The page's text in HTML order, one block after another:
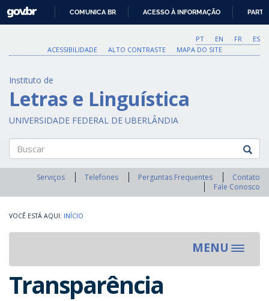
O
CONTEÚDO
GOVBR
COMUNICA BR ACESSO À INFORMAÇÃO
PT EN FR
ES
ACESSIBILIDADE
ALTO CONTRASTE MAPA DO SITE
Instituto de
Letras e Linguística
UNIVERSIDADE FEDERAL DE UBERLÂNDIA
Buscar
Serviços Telefones Perguntas Frequentes
Contato
Fale Conosco
INÍCIO
MENU
Toggle
Transparência